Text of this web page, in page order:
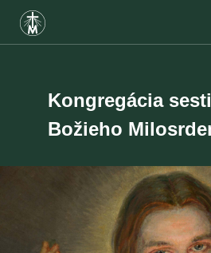
Kongregácia
Božieho